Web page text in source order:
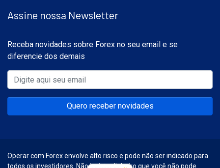
Assine nossa Newsletter
Receba novidades sobre Forex no seu email e se
diferencie dos demais
Quero receber novidades
Operar com Forex envolve alto risco e pode não ser indicado para
todos os investidores. Não invista dinheiro que você não pode